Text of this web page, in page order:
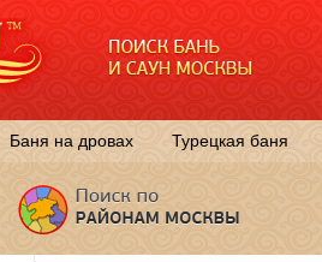
Баня на дровах Турецкая баня